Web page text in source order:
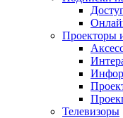
Проекторы
Телевизоры